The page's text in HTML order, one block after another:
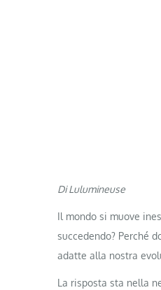
Di Lulumineuse
Il mondo si muove
succedendo? Perché
adatte alla nostra
La risposta sta nella